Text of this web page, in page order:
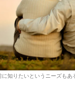
に知りたいというニーズも